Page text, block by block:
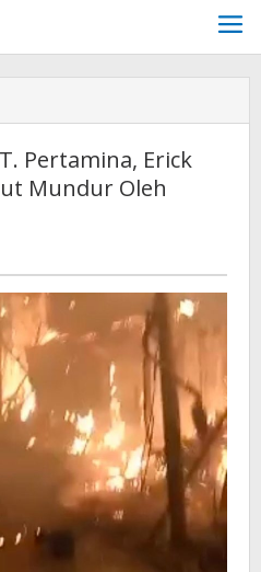
Mundur
Oleh
Pertamina, Erick
Mundur Oleh